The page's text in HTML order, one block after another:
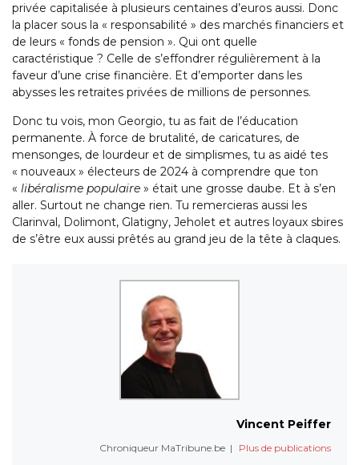
privée capitalisée à plusieurs centaines d’euros aussi. Donc
la placer sous la « responsabilité » des marchés financiers et
de leurs « fonds de pension ». Qui ont quelle
caractéristique ? Celle de s’effondrer régulièrement à la
faveur d’une crise financière. Et d’emporter dans les
abysses les retraites privées de millions de personnes.
Donc tu vois, mon Georgio, tu as fait de l’éducation
permanente. À force de brutalité, de caricatures, de
mensonges, de lourdeur et de simplismes, tu as aidé tes
« nouveaux » électeurs de 2024 à comprendre que ton
« libéralisme populaire » était une grosse daube. Et à s’en
aller. Surtout ne change rien. Tu remercieras aussi les
Clarinval, Dolimont, Glatigny, Jeholet et autres loyaux sbires
de s’être eux aussi prêtés au grand jeu de la tête à claques.
Vincent Peiffer
Chroniqueur MaTribune.be | Plus de publications